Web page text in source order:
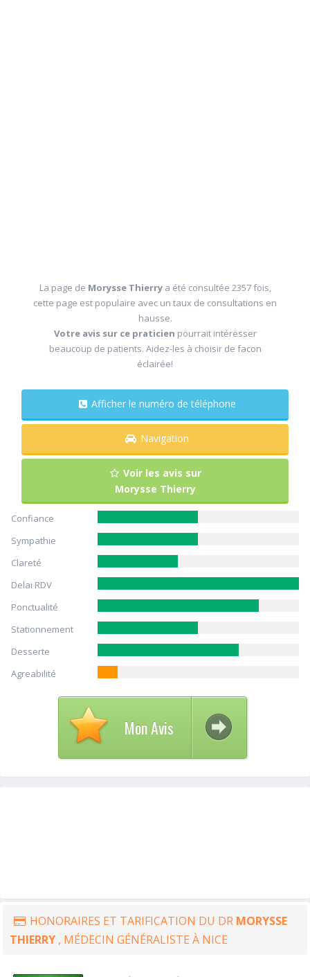
La page de Morysse Thierry a été consultée 2357 fois,
cette page est populaire avec un taux de consultations en
hausse.
Votre avis sur ce praticien pourrait intéresser
beaucoup de patients. Aidez-les à choisir de facon
éclairée!
Afficher le numéro de téléphone
Navigation
Voir les avis sur
Morysse Thierry
Confiance
Sympathie
Clareté
Delai RDV
Ponctualité
Stationnement
Desserte
Agreabilité
Mon Avis
HONORAIRES ET TARIFICATION DU DR MORYSSE
THIERRY , MÉDECIN GÉNÉRALISTE À NICE